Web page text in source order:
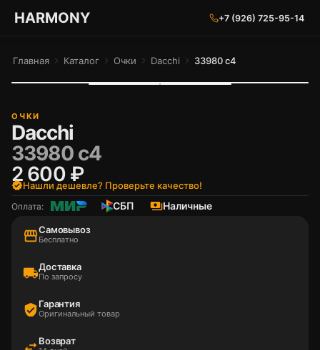
ГАРМОНИЯ ГЛАЗ
HARMONY +7 (926) 725-95-14
Главная chevron_right Каталог chevron_right Очки chevron_right Dacchi chevron_right 33980 c4
ОЧКИ
Dacchi
33980 c4
2 600 ₽
verifiedНашли дешевле? Проверьте качество!
Оплата: СБП paymentsНаличные
storefrontСамовывоз
Бесплатно
local_shippingДоставка
По запросу
verified_userГарантия
Оригинальный товар
Возврат